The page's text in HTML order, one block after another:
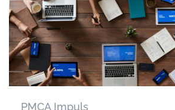
PMCA Impuls